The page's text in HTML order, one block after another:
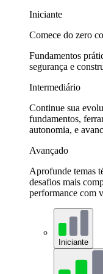
Iniciante
Comece do zero
Fundamentos
segurança e
Intermediário
Continue sua
fundamentos,
autonomia, e
Avançado
Aprofunde temas
desafios mais
performance com
Iniciante